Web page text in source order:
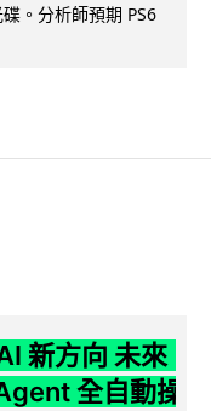
。分析師預期 PS6
新方向 未來
全自動操